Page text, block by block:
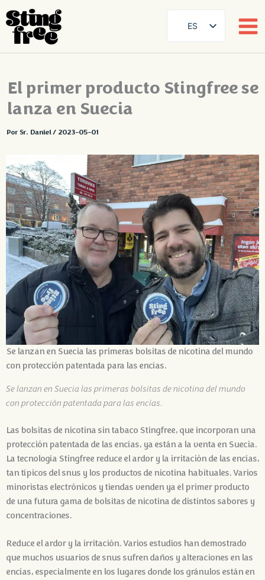
contenido
ES
DE
NB
AR
ZH
El primer producto Stingfree se
lanza en Suecia
Por Sr. Daniel/ 2023-05-01
Se lanzan en Suecia las primeras bolsitas de nicotina del mundo
con protección patentada para las encías.
Se lanzan en Suecia las primeras bolsitas de nicotina del mundo
con protección patentada para las encías.
Las bolsitas de nicotina sin tabaco Stingfree, que incorporan una
protección patentada de las encías, ya están a la venta en Suecia.
La tecnología Stingfree reduce el ardor y la irritación de las encías,
tan típicos del snus y los productos de nicotina habituales. Varios
minoristas electrónicos y tiendas venden ya el primer producto
de una futura gama de bolsitas de nicotina de distintos sabores y
concentraciones.
Reduce el ardor y la irritación. Varios estudios han demostrado
que muchos usuarios de snus sufren daños y alteraciones en las
encías, especialmente en los lugares donde los gránulos están en